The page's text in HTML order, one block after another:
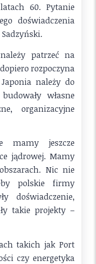
60. Pytanie
doświadczenia
patrzeć na
rozpoczyna
należy do
własne
organizacyjne
jeszcze
jądrowej. Mamy
Nic nie
polskie firmy
doświadczenie,
takie projekty –
takich jak Port
czy energetyka